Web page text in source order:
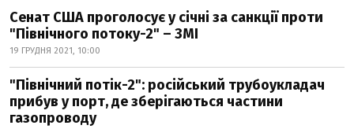
Сенат США проголосує у січні за санкції проти
"Північного потоку-2" – ЗМІ
19 ГРУДНЯ 2021, 10:00
"Північний потік-2": російський трубоукладач
прибув у порт, де зберігаються частини
газопроводу